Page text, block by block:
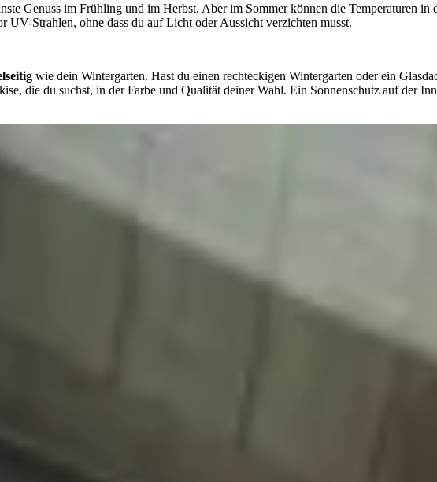
Genuss im Frühling und im Herbst. Aber im Sommer können die Temperaturen
UV-Strahlen, ohne dass du auf Licht oder Aussicht verzichten musst.
wie dein Wintergarten. Hast du einen rechteckigen Wintergarten oder ein
die du suchst, in der Farbe und Qualität deiner Wahl. Ein Sonnenschutz auf der